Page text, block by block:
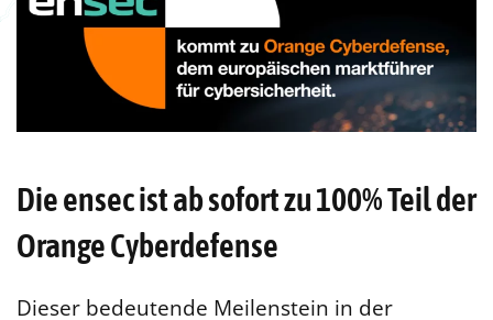
Die ensec ist ab sofort zu 100% Teil der
Orange Cyberdefense
Dieser bedeutende Meilenstein in der